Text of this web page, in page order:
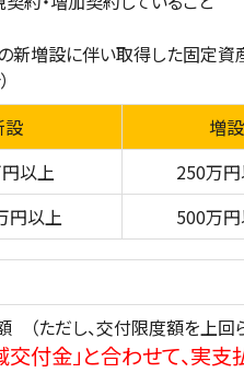
増設に伴い取得した固定資
設
増設
以上
250万
円以上 500万
（ただし、交付限度額を上回
付金」と合わせて、実